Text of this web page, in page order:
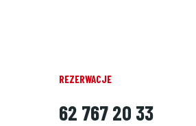
REZERWACJE
62 767 20 33